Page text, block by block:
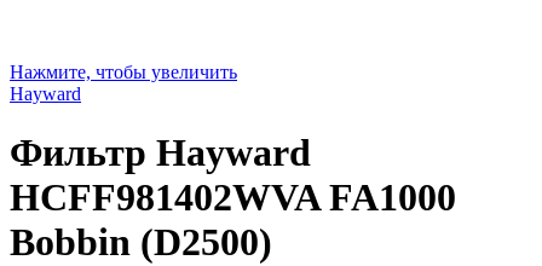
Нажмите, чтобы увеличить
Hayward
Фильтр Hayward
HCFF981402WVA FA1000
Bobbin (D2500)